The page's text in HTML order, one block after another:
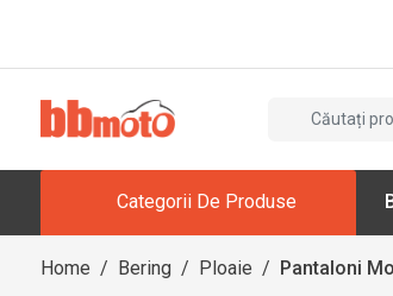
Categorii De Produse
Home / Bering / Ploaie / Pantaloni